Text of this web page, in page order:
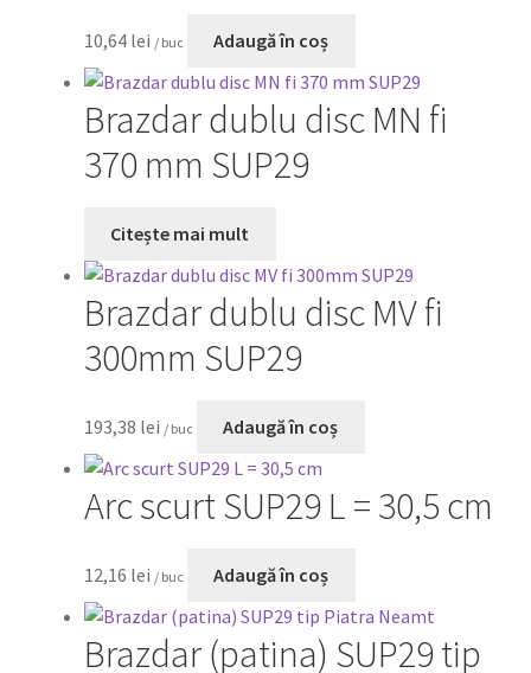
10,64 lei / buc Adaugă în coș
Brazdar dublu disc MN fi
370 mm SUP29
Citește mai mult
Brazdar dublu disc MV fi
300mm SUP29
193,38 lei / buc Adaugă în coș
Arc scurt SUP29 L = 30,5 cm
12,16 lei / buc Adaugă în coș
Brazdar (patina) SUP29 tip